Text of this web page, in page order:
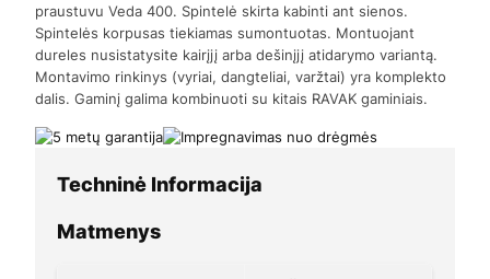
praustuvu Veda 400. Spintelė skirta kabinti ant sienos.
Spintelės korpusas tiekiamas sumontuotas. Montuojant
dureles nusistatysite kairįjį arba dešinįjį atidarymo variantą.
Montavimo rinkinys (vyriai, dangteliai, varžtai) yra komplekto
dalis. Gaminį galima kombinuoti su kitais RAVAK gaminiais.
Techninė Informacija
Matmenys